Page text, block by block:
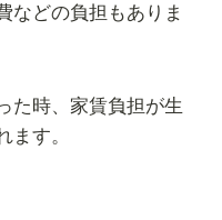
などの負担もありま
た時、家賃負担が生
ます。